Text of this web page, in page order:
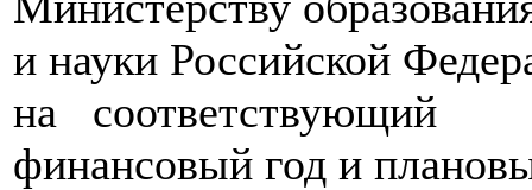
и науки Российской
на соответствующий
финансовый год и